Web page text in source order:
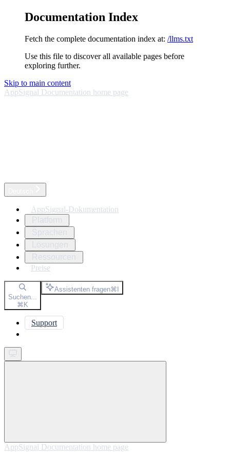
Documentation Index
Fetch the complete documentation index at: /llms.txt
Use this file to discover all available pages before
exploring further.
Skip to main content
AppSignal Documentation home page
AppSignal-Dokumentation
Preise
Suchen...
⌘K
Assistenten fragen⌘I
Support
AppSignal Documentation home page